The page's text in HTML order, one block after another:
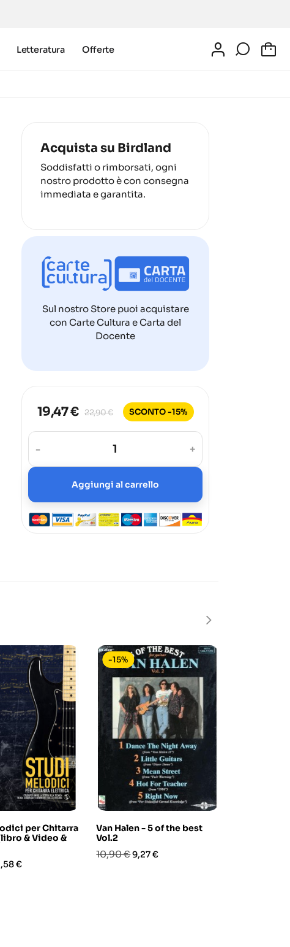
Letteratura Offerte
Acquista su Birdland
Soddisfatti o rimborsati, ogni
nostro prodotto è con consegna
immediata e garantita.
Sul nostro Store puoi acquistare
con Carte Cultura e Carta del
Docente
19,47 € 22,90 € SCONTO -15%
- +
Aggiungi al carrello
per Chitarra
& Video &
€
Van Halen - 5 of the best
Vol.2
Prezzo
10,90 €Prezzo
9,27 €
-15%